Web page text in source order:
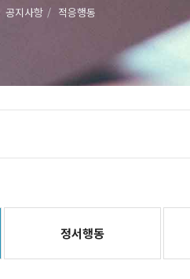
공지사항 적응행동
정서행동